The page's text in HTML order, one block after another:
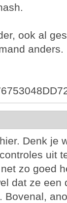
ook al
anders.
Denk je
uit
zo goed
dat ze een
Bovenal,